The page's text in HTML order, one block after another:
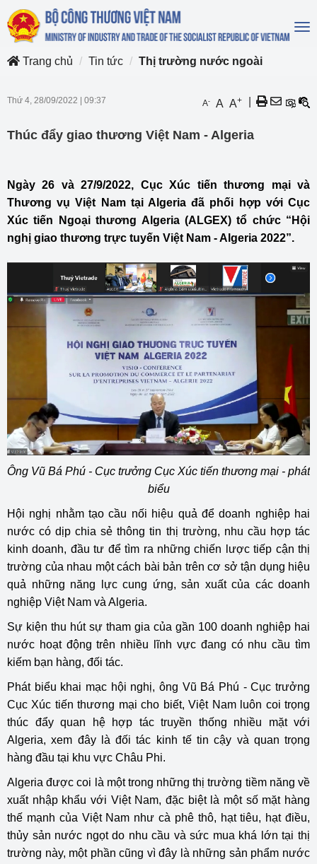
Trang chủ
Tin tức Thị trường nước ngoài
Thứ 4, 28/09/2022 09:37 A- A A+
Thúc đẩy giao thương Việt Nam - Algeria
Ngày 26 và 27/9/2022, Cục Xúc tiến thương mại và
Thương vụ Việt Nam tại Algeria đã phối hợp với Cục
Xúc tiến Ngoại thương Algeria (ALGEX) tổ chức “Hội
nghị giao thương trực tuyến Việt Nam - Algeria 2022”.
Ông Vũ Bá Phú - Cục trưởng Cục Xúc tiến thương mại - phát
biểu
Hội nghị nhằm tạo cầu nối hiệu quả để doanh nghiệp hai
nước có dịp chia sẻ thông tin thị trường, nhu cầu hợp tác
kinh doanh, đầu tư để tìm ra những chiến lược tiếp cận thị
trường của nhau một cách bài bản trên cơ sở tận dụng hiệu
quả những năng lực cung ứng, sản xuất của các doanh
nghiệp Việt Nam và Algeria.
Sự kiện thu hút sự tham gia của gần 100 doanh nghiệp hai
nước hoạt động trên nhiều lĩnh vực đang có nhu cầu tìm
kiếm bạn hàng, đối tác.
Phát biểu khai mạc hội nghị, ông Vũ Bá Phú - Cục trưởng
Cục Xúc tiến thương mại cho biết, Việt Nam luôn coi trọng
thúc đẩy quan hệ hợp tác truyền thống nhiều mặt với
Algeria, xem đây là đối tác kinh tế tin cậy và quan trọng
hàng đầu tại khu vực Châu Phi.
Algeria được coi là một trong những thị trường tiềm năng về
xuất nhập khẩu với Việt Nam, đặc biệt là một số mặt hàng
thế mạnh của Việt Nam như cà phê thô, hạt tiêu, hạt điều,
thủy sản nước ngọt do nhu cầu và sức mua khá lớn tại thị
trường này, một phần cũng vì đây là những sản phẩm nước